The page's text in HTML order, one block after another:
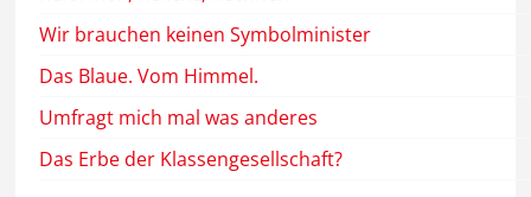
Wir brauchen keinen Symbolminister
Das Blaue. Vom Himmel.
Umfragt mich mal was anderes
Das Erbe der Klassengesellschaft?